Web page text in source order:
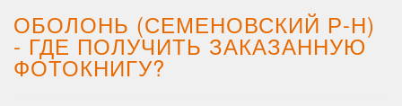
ОБОЛОНЬ (СЕМЕНОВСКИЙ Р-Н)
- ГДЕ ПОЛУЧИТЬ ЗАКАЗАННУЮ
ФОТОКНИГУ?